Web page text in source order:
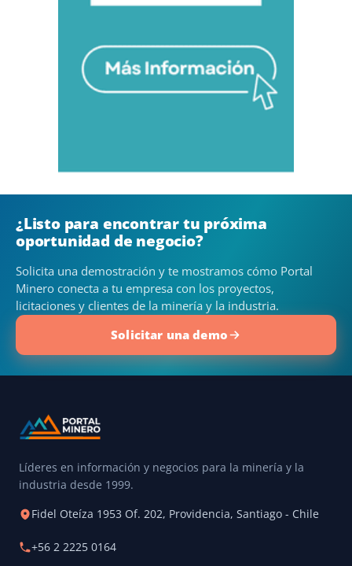
¿Listo para encontrar tu próxima
oportunidad de negocio?
Solicita una demostración y te mostramos cómo Portal
Minero conecta a tu empresa con los proyectos,
licitaciones y clientes de la minería y la industria.
Solicitar una demo
Líderes en información y negocios para la minería y la
industria desde 1999.
Fidel Oteíza 1953 Of. 202, Providencia, Santiago - Chile
+56 2 2225 0164